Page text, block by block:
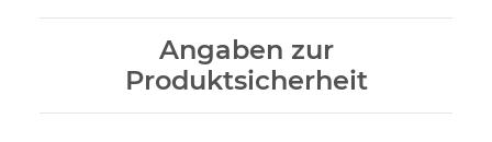
Angaben zur
Produktsicherheit